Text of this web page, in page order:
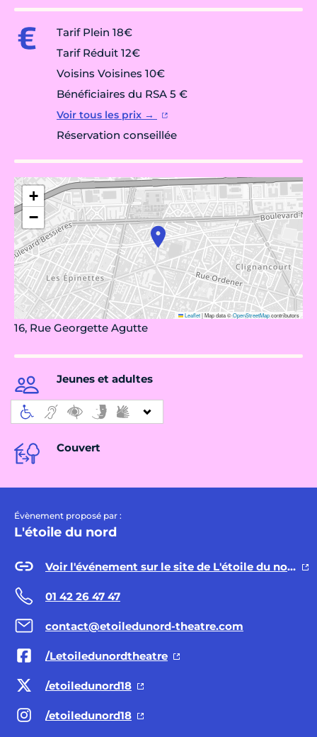
Tarif Plein 18€
Tarif Réduit 12€
Voisins Voisines 10€
Bénéficiaires du RSA 5 €
Voir tous les prix →
Réservation conseillée
+
−
Leaflet|Map data ©OpenStreetMapcontributors
16, Rue Georgette Agutte
Jeunes et adultes
Couvert
Évènement proposé par :
L'étoile du nord
Voir l'événement sur le site de L'étoile du nord →
01 42 26 47 47
contact@etoiledunord-theatre.com
/Letoiledunordtheatre
/etoiledunord18
/etoiledunord18